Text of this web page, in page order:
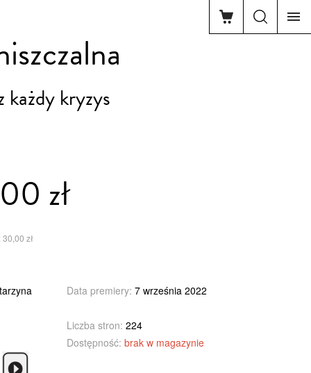
każdy kryzys
zł
zł
Data premiery: 7 września 2022
Liczba stron: 224
Dostępność: brak w magazynie